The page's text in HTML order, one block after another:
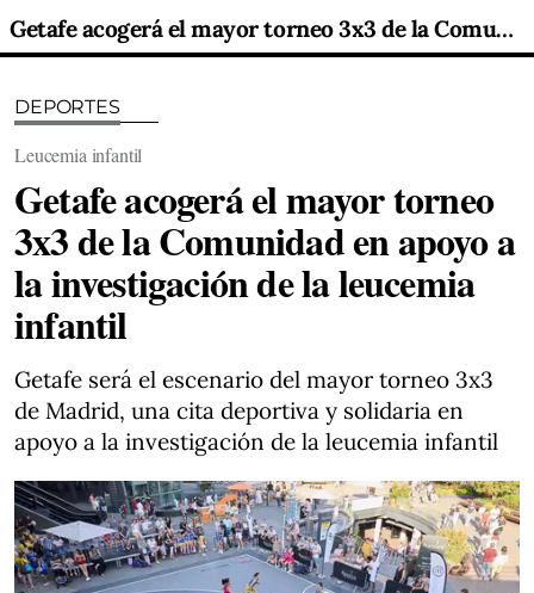
Getafe acogerá el mayor torneo 3x3 de la Comunidad en apoyo a la investigación de la leucemia infantil
DEPORTES
Leucemia infantil
Getafe acogerá el mayor torneo
3x3 de la Comunidad en apoyo a
la investigación de la leucemia
infantil
Getafe será el escenario del mayor torneo 3x3
de Madrid, una cita deportiva y solidaria en
apoyo a la investigación de la leucemia infantil